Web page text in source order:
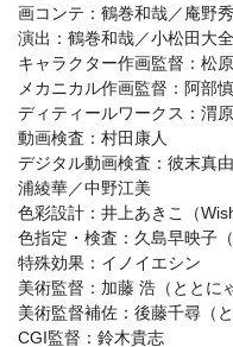
画コンテ：鶴巻和哉／庵野
演出：鶴巻和哉／小松田大
キャラクター作画監督：松
メカニカル作画監督：阿部
ディティールワークス：渭
動画検査：村田康人
デジタル動画検査：彼末真
浦綾華／中野江美
色彩設計：井上あきこ（Wish
色指定・検査：久島早映子
特殊効果：イノイエシン
美術監督：加藤 浩（ととに
美術監督補佐：後藤千尋（と
CGI監督：鈴木貴志